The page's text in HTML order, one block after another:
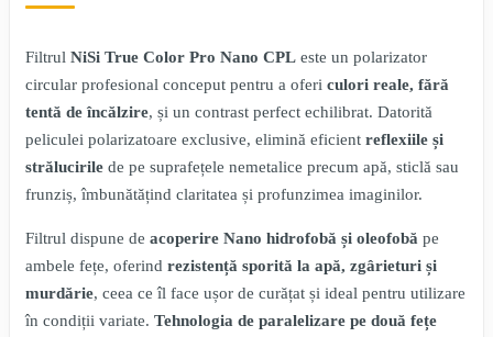
Filtrul NiSi True Color Pro Nano CPL este un polarizator
circular profesional conceput pentru a oferi culori reale, fără
tentă de încălzire, și un contrast perfect echilibrat. Datorită
peliculei polarizatoare exclusive, elimină eficient reflexiile și
strălucirile de pe suprafețele nemetalice precum apă, sticlă sau
frunziș, îmbunătățind claritatea și profunzimea imaginilor.
Filtrul dispune de acoperire Nano hidrofobă și oleofobă pe
ambele fețe, oferind rezistență sporită la apă, zgârieturi și
murdărie, ceea ce îl face ușor de curățat și ideal pentru utilizare
în condiții variate. Tehnologia de paralelizare pe două fețe